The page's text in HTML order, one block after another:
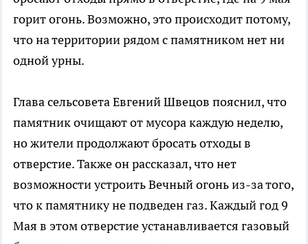
горит огонь. Возможно, это происходит потому,
что на территории рядом с памятником нет ни
одной урны.
Глава сельсовета Евгений Швецов пояснил, что
памятник очищают от мусора каждую неделю,
но жители продолжают бросать отходы в
отверстие. Также он рассказал, что нет
возможности устроить Вечный огонь из-за того,
что к памятнику не подведен газ. Каждый год 9
Мая в этом отверстие устанавливается газовый